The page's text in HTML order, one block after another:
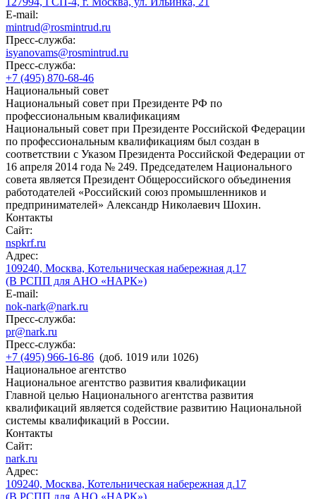
E-mail:
mintrud@rosmintrud.ru
Пресс-служба:
isyanovams@rosmintrud.ru
Пресс-служба:
+7 (495) 870-68-46
Национальный совет
Национальный совет при Президенте РФ по
профессиональным квалификациям
Национальный совет при Президенте Российской Федерации
по профессиональным квалификациям был создан в
соответствии с Указом Президента Российской Федерации от
16 апреля 2014 года № 249. Председателем Национального
совета является Президент Общероссийского объединения
работодателей «Российский союз промышленников и
предпринимателей» Александр Николаевич Шохин.
Контакты
Сайт:
nspkrf.ru
Адрес:
109240, Москва, Котельническая набережная д.17
(В РСПП для АНО «НАРК»)
E-mail:
nok-nark@nark.ru
Пресс-служба:
pr@nark.ru
Пресс-служба:
+7 (495) 966-16-86 (доб. 1019 или 1026)
Национальное агентство
Национальное агентство развития квалификации
Главной целью Национального агентства развития
квалификаций является содействие развитию Национальной
системы квалификаций в России.
Контакты
Сайт:
nark.ru
Адрес:
109240, Москва, Котельническая набережная д.17
(В РСПП для АНО «НАРК»)